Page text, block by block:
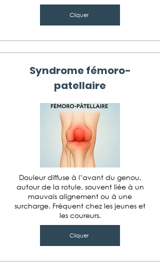
Cliquer
Syndrome fémoro-
patellaire
Douleur diffuse à l’avant du genou,
autour de la rotule, souvent liée à un
mauvais alignement ou à une
surcharge. Fréquent chez les jeunes et
les coureurs.
Cliquer